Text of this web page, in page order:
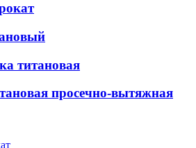
титановая
просечно-вытяжная